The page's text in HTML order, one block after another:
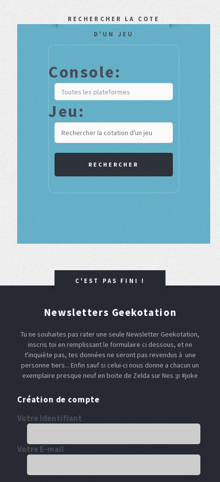
RECHERCHER LA COTE
D'UN JEU
Console:
Jeu:
RECHERCHER
C'EST PAS FINI !
Newsletters Geekotation
Tu ne souhaites pas rater une seule Newsletter Geekotation,
inscris toi en remplissant le formulaire ci dessous, et ne
t'inquiète pas, tes données ne seront pas revendus à une
personne tiers... Enfin sauf si celui-ci nous donne a chacun un
exemplaire presque neuf en boite de Zelda sur Nes :p #joke
Création de compte
Votre Identifiant
Votre E-mail